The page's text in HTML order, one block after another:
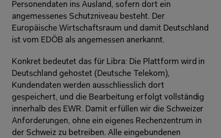
Personendaten ins Ausland, sofern dort ein
angemessenes Schutzniveau besteht. Der
Europäische Wirtschaftsraum und damit Deutschland
ist vom EDÖB als angemessen anerkannt.
Konkret bedeutet das für Libra: Die Plattform wird in
Deutschland gehostet (Deutsche Telekom),
Kundendaten werden ausschliesslich dort
gespeichert, und die Bearbeitung erfolgt vollständig
innerhalb des EWR. Damit erfüllen wir die Schweizer
Anforderungen, ohne ein eigenes Rechenzentrum in
der Schweiz zu betreiben. Alle eingebundenen